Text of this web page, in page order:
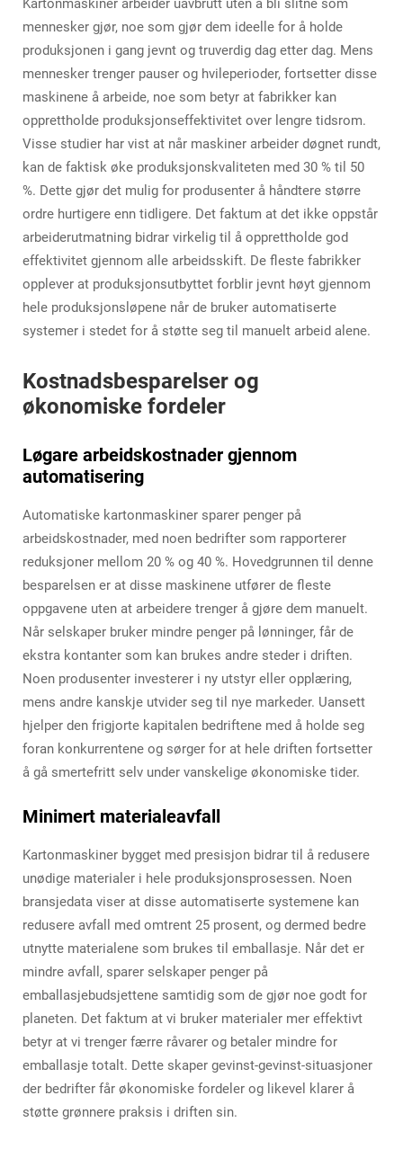
Kartonmaskiner arbeider uavbrutt uten å bli slitne som
mennesker gjør, noe som gjør dem ideelle for å holde
produksjonen i gang jevnt og truverdig dag etter dag. Mens
mennesker trenger pauser og hvileperioder, fortsetter disse
maskinene å arbeide, noe som betyr at fabrikker kan
opprettholde produksjonseffektivitet over lengre tidsrom.
Visse studier har vist at når maskiner arbeider døgnet rundt,
kan de faktisk øke produksjonskvaliteten med 30 % til 50
%. Dette gjør det mulig for produsenter å håndtere større
ordre hurtigere enn tidligere. Det faktum at det ikke oppstår
arbeiderutmatning bidrar virkelig til å opprettholde god
effektivitet gjennom alle arbeidsskift. De fleste fabrikker
opplever at produksjonsutbyttet forblir jevnt høyt gjennom
hele produksjonsløpene når de bruker automatiserte
systemer i stedet for å støtte seg til manuelt arbeid alene.
Kostnadsbesparelser og
økonomiske fordeler
Løgare arbeidskostnader gjennom
automatisering
Automatiske kartonmaskiner sparer penger på
arbeidskostnader, med noen bedrifter som rapporterer
reduksjoner mellom 20 % og 40 %. Hovedgrunnen til denne
besparelsen er at disse maskinene utfører de fleste
oppgavene uten at arbeidere trenger å gjøre dem manuelt.
Når selskaper bruker mindre penger på lønninger, får de
ekstra kontanter som kan brukes andre steder i driften.
Noen produsenter investerer i ny utstyr eller opplæring,
mens andre kanskje utvider seg til nye markeder. Uansett
hjelper den frigjorte kapitalen bedriftene med å holde seg
foran konkurrentene og sørger for at hele driften fortsetter
å gå smertefritt selv under vanskelige økonomiske tider.
Minimert materialeavfall
Kartonmaskiner bygget med presisjon bidrar til å redusere
unødige materialer i hele produksjonsprosessen. Noen
bransjedata viser at disse automatiserte systemene kan
redusere avfall med omtrent 25 prosent, og dermed bedre
utnytte materialene som brukes til emballasje. Når det er
mindre avfall, sparer selskaper penger på
emballasjebudsjettene samtidig som de gjør noe godt for
planeten. Det faktum at vi bruker materialer mer effektivt
betyr at vi trenger færre råvarer og betaler mindre for
emballasje totalt. Dette skaper gevinst-gevinst-situasjoner
der bedrifter får økonomiske fordeler og likevel klarer å
støtte grønnere praksis i driften sin.